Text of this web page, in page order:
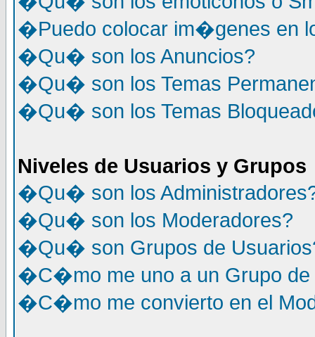
�Puedo colocar im�genes en
�Qu� son los Anuncios?
�Qu� son los Temas
�Qu� son los Temas
Niveles de Usuarios y Grupos
�Qu� son los
�Qu� son los Moderadores?
�Qu� son Grupos de
�C�mo me uno a un Grupo de
�C�mo me convierto en el